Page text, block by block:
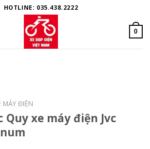
HOTLINE: 035.438.2222
0
MÁY ĐIỆN
Quy xe máy điện Jvc